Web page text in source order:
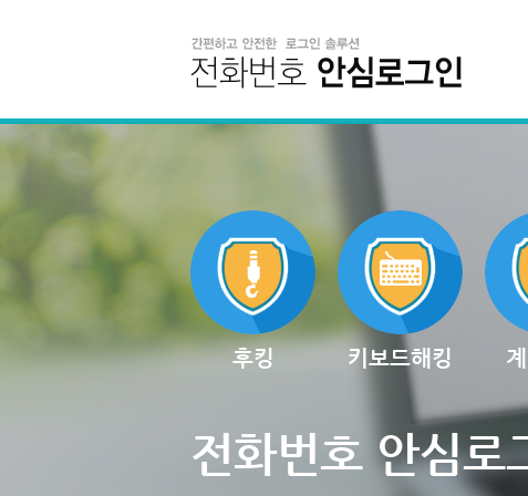
후킹 키보드해킹
전화번호 안심로